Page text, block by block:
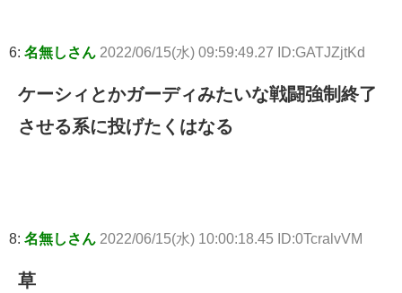
6: 名無しさん 2022/06/15(水) 09:59:49.27 ID:GATJZjtKd
ケーシィとかガーディみたいな戦闘強制終了
させる系に投げたくはなる
8: 名無しさん 2022/06/15(水) 10:00:18.45 ID:0TcralvVM
草